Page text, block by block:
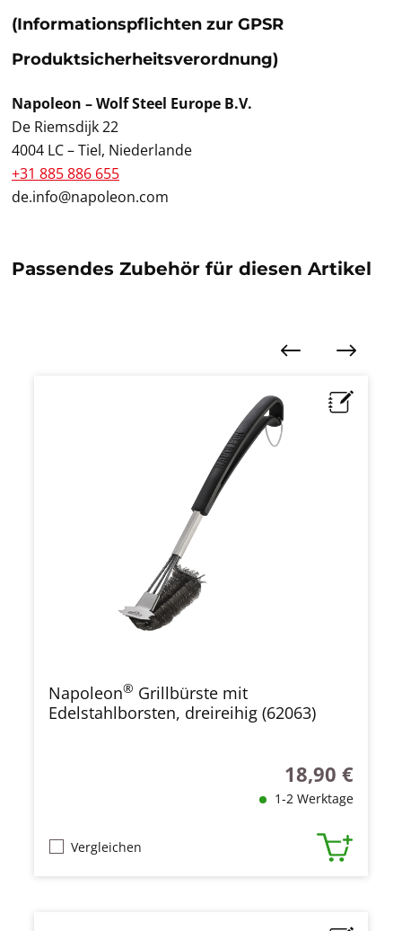
(Informationspflichten zur GPSR
Produktsicherheitsverordnung)
Napoleon – Wolf Steel Europe B.V.
De Riemsdijk 22
4004 LC – Tiel, Niederlande
+31 885 886 655
de.info@napoleon.com
Passendes Zubehör für diesen Artikel
Napoleon® Grillbürste mit
Edelstahlborsten, dreireihig (62063)
Regulärer Preis:
18,90 €
1-2 Werktage
Vergleichen